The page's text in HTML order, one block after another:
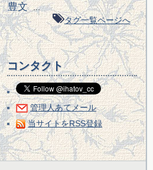
豊文 ...
タグ一覧ページへ
コンタクト
管理人あてメール
当サイトをRSS登録